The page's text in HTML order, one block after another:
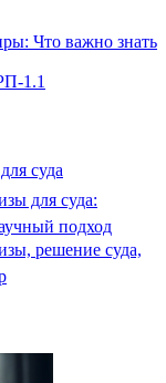
Что важно знать
1.1
суда
для суда:
подход
решение суда,